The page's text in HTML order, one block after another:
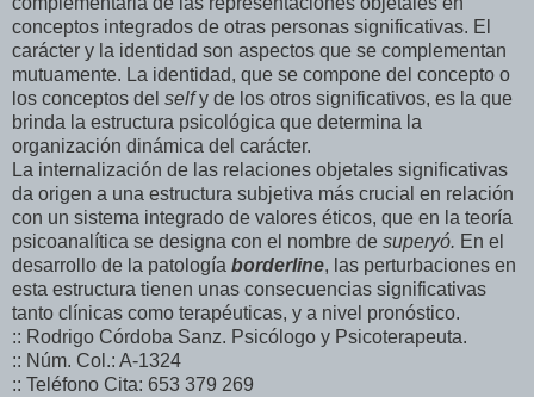
conceptos integrados de otras personas significativas. El
carácter y la identidad son aspectos que se complementan
mutuamente. La identidad, que se compone del concepto o
los conceptos del selfy de los otros significativos, es la que
brinda la estructura psicológica que determina la
organización dinámica del carácter.
La internalización de las relaciones objetales significativas
da origen a una estructura subjetiva más crucial en relación
con un sistema integrado de valores éticos, que en la teoría
psicoanalítica se designa con el nombre de superyó. En el
desarrollo de la patología borderline, las perturbaciones en
esta estructura tienen unas consecuencias significativas
tanto clínicas como terapéuticas, y a nivel pronóstico.
:: Rodrigo Córdoba Sanz. Psicólogo y Psicoterapeuta.
:: Núm. Col.: A-1324
:: Teléfono Cita: 653 379 269